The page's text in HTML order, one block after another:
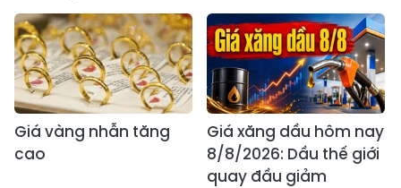
Giá vàng nhẫn tăng
cao
Giá xăng dầu hôm nay
8/8/2026: Dầu thế giới
quay đầu giảm